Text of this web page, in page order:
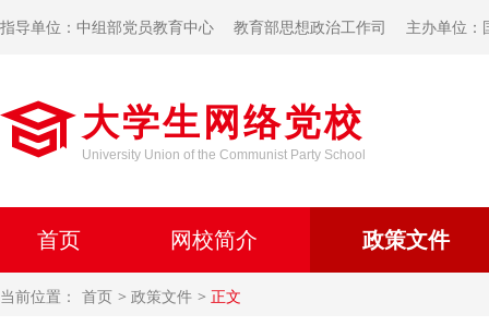
指导单位：中组部党员教育中心 教育部思想政治工作司 主办单位：
大学生网络党校
University Union of the Communist Party School
首页 网校简介 政策文件
当前位置： 首页 政策文件 正文